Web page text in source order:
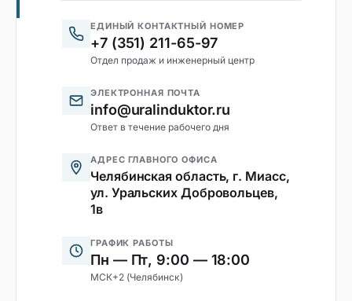
ЕДИНЫЙ КОНТАКТНЫЙ НОМЕР
+7 (351) 211-65-97
Отдел продаж и инженерный центр
ЭЛЕКТРОННАЯ ПОЧТА
info@uralinduktor.ru
Ответ в течение рабочего дня
АДРЕС ГЛАВНОГО ОФИСА
Челябинская область, г. Миасс,
ул. Уральских Добровольцев,
1в
ГРАФИК РАБОТЫ
Пн — Пт, 9:00 — 18:00
МСК+2 (Челябинск)